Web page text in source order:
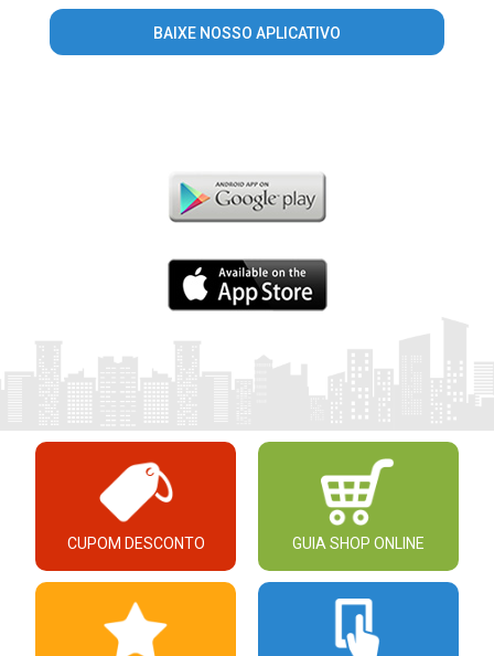
BAIXE NOSSO APLICATIVO
CUPOM DESCONTO GUIA SHOP ONLINE